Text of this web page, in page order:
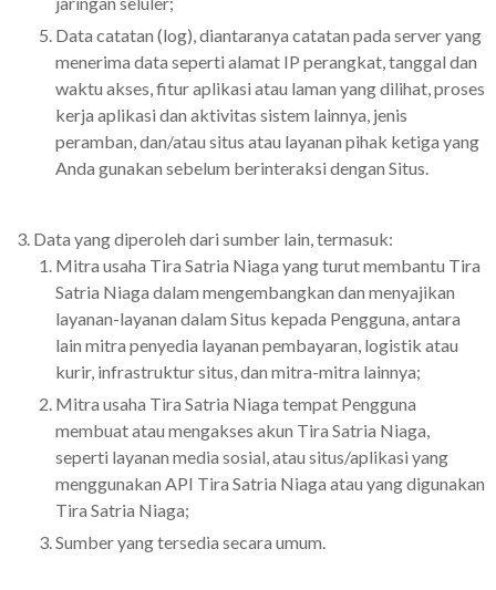
Data catatan (log), diantaranya catatan pada server yang
menerima data seperti alamat IP perangkat, tanggal dan
waktu akses, fitur aplikasi atau laman yang dilihat, proses
kerja aplikasi dan aktivitas sistem lainnya, jenis
peramban, dan/atau situs atau layanan pihak ketiga yang
Anda gunakan sebelum berinteraksi dengan Situs.
Data yang diperoleh dari sumber lain, termasuk:
Mitra usaha Tira Satria Niaga yang turut membantu Tira
Satria Niaga dalam mengembangkan dan menyajikan
layanan-layanan dalam Situs kepada Pengguna, antara
lain mitra penyedia layanan pembayaran, logistik atau
kurir, infrastruktur situs, dan mitra-mitra lainnya;
Mitra usaha Tira Satria Niaga tempat Pengguna
membuat atau mengakses akun Tira Satria Niaga,
seperti layanan media sosial, atau situs/aplikasi yang
menggunakan API Tira Satria Niaga atau yang digunakan
Tira Satria Niaga;
Sumber yang tersedia secara umum.